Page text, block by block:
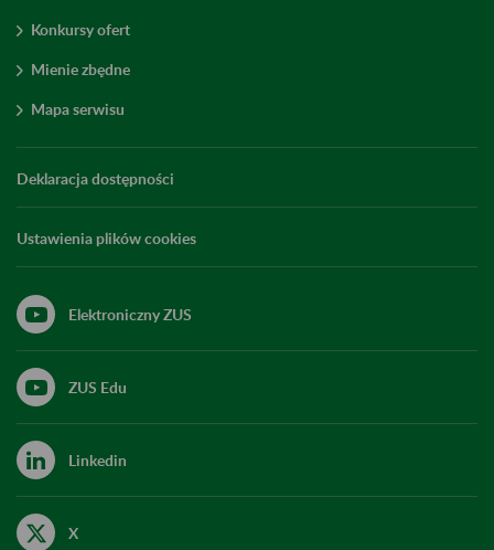
Konkursy ofert
Mienie zbędne
Mapa serwisu
Deklaracja dostępności
Ustawienia plików cookies
Elektroniczny ZUS
ZUS Edu
Linkedin
X